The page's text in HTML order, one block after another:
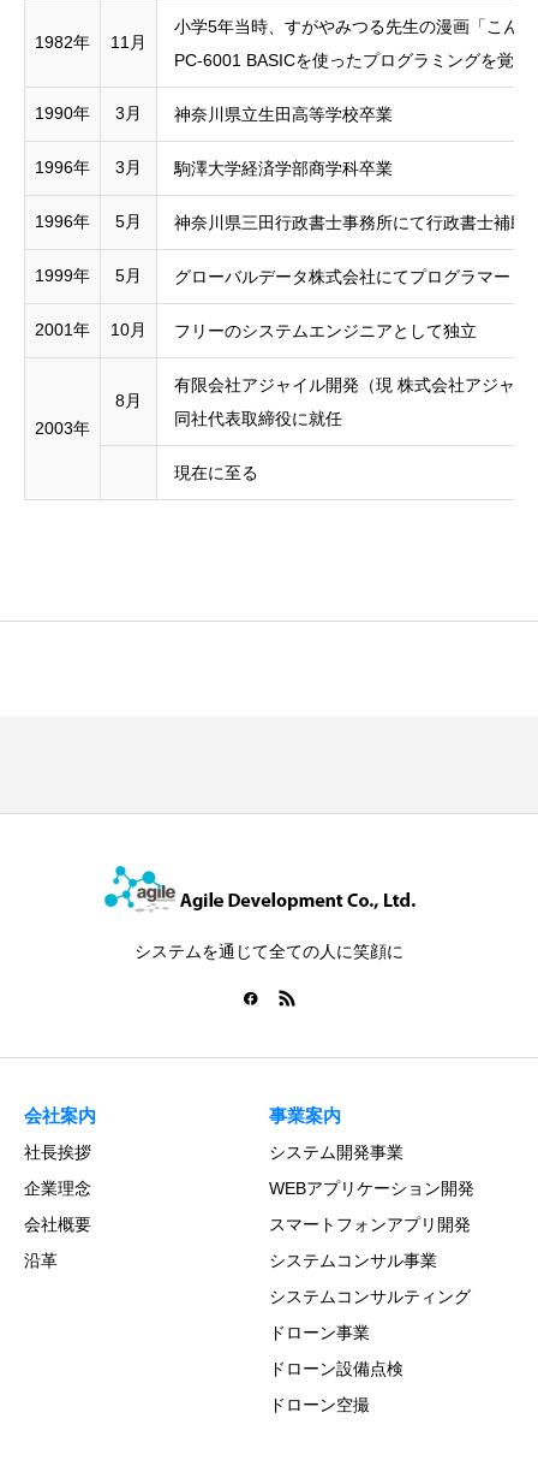
1982年 11月
小学5年当時、すがやみつる先生の漫画「こん
PC-6001 BASICを使ったプログラミングを覚え
1990年 3月 神奈川県立生田高等学校卒業
1996年 3月 駒澤大学経済学部商学科卒業
1996年 5月 神奈川県三田行政書士事務所にて行政書士補助
1999年 5月 グローバルデータ株式会社にてプログラマー /
2001年 10月 フリーのシステムエンジニアとして独立
2003年
8月
有限会社アジャイル開発（現 株式会社アジャイ
同社代表取締役に就任
現在に至る
システムを通じて全ての人に笑顔に
会社案内
社長挨拶
企業理念
会社概要
沿革
事業案内
システム開発事業
WEBアプリケーション開発
スマートフォンアプリ開発
システムコンサル事業
システムコンサルティング
ドローン事業
ドローン設備点検
ドローン空撮